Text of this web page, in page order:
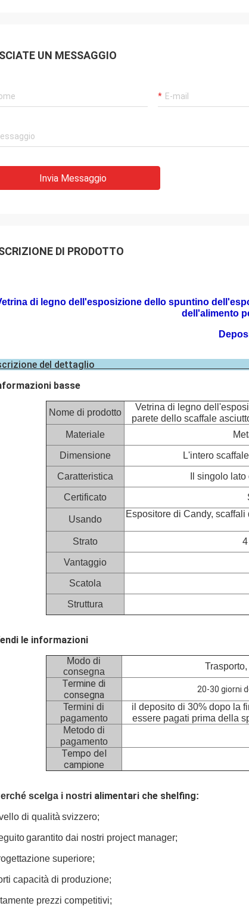
UN MESSAGGIO
Invia Messaggio
DI PRODOTTO
di legno dell'esposizione dello spuntino
dell'alimento
del
basse
Nome di prodotto
Vetrina di legno
parete dello scaffale
Materiale
Dimensione L'intero
Caratteristica Il singolo
Certificato
Usando
Espositore di Candy,
Strato
Vantaggio
Scatola
Struttura
le informazioni
Modo di
consegna
Termine di
consegna
20-30 giorni
Termini di
pagamento
il deposito di 30% dopo la
essere pagati prima della
Metodo di
pagamento
Tempo del
campione
scelga i nostri alimentari che shelfing:
di qualità svizzero;
garantito dai nostri project manager;
superiore;
capacità di produzione;
prezzi competitivi;